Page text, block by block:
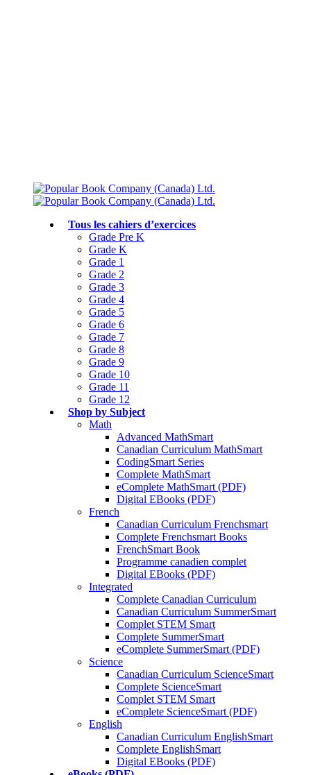
Tous les cahiers d’exercices
Grade Pre K
Grade K
Grade 1
Grade 2
Grade 3
Grade 4
Grade 5
Grade 6
Grade 7
Grade 8
Grade 9
Grade 10
Grade 11
Grade 12
Shop by Subject
Math
Advanced MathSmart
Canadian Curriculum MathSmart
CodingSmart Series
Complete MathSmart
eComplete MathSmart (PDF)
Digital EBooks (PDF)
French
Canadian Curriculum Frenchsmart
Complete Frenchsmart Books
FrenchSmart Book
Programme canadien complet
Digital EBooks (PDF)
Integrated
Complete Canadian Curriculum
Canadian Curriculum SummerSmart
Complet STEM Smart
Complete SummerSmart
eComplete SummerSmart (PDF)
Science
Canadian Curriculum ScienceSmart
Complete ScienceSmart
Complet STEM Smart
eComplete ScienceSmart (PDF)
English
Canadian Curriculum EnglishSmart
Complete EnglishSmart
Digital EBooks (PDF)